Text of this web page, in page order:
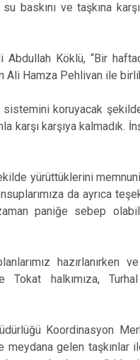
baskını ve taşkına
Abdullah Köklü, “Bir
Ali Hamza Pehlivan ile
koruyacak
karşı karşıya kalmadık.
yürüttüklerini
da ayrıca
paniğe sebep
hazırlanırken
halkımıza,
Koordinasyon
meydana gelen taşkınlar